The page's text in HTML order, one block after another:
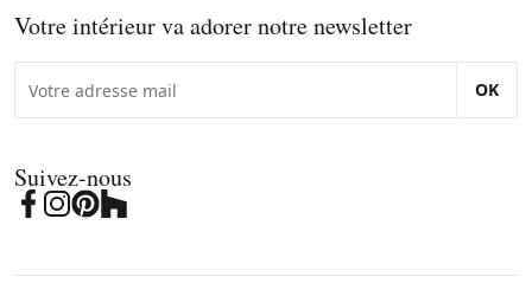
Votre intérieur va adorer notre newsletter
OK
Suivez-nous